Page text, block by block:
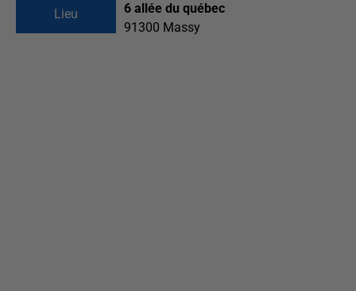
Lieu
6 allée du québec
91300 Massy